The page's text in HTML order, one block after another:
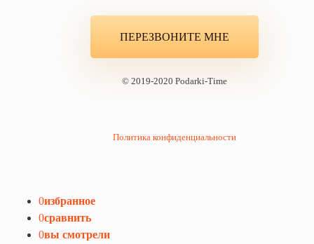
ПЕРЕЗВОНИТЕ МНЕ
© 2019-2020 Podarki-Time
Политика конфиденциальности
0избранное
0сравнить
0вы смотрели